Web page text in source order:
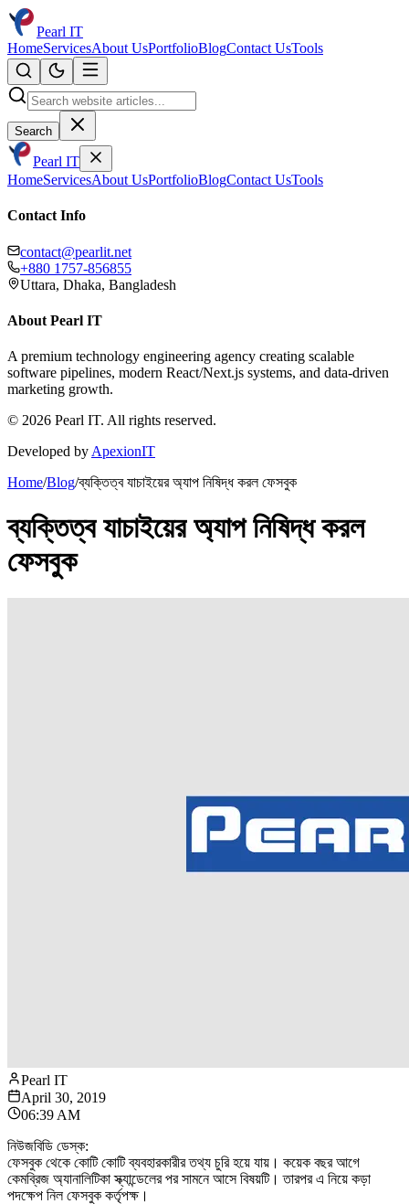
Pearl IT
HomeServicesAbout UsPortfolioBlogContact UsTools
Search
Pearl IT
HomeServicesAbout UsPortfolioBlogContact UsTools
Contact Info
contact@pearlit.net
+880 1757-856855
Uttara, Dhaka, Bangladesh
About Pearl IT
A premium technology engineering agency creating scalable
software pipelines, modern React/Next.js systems, and data-driven
marketing growth.
© 2026 Pearl IT. All rights reserved.
Developed by ApexionIT
Home/Blog/ব্যক্তিত্ব যাচাইয়ের অ্যাপ নিষিদ্ধ করল ফেসবুক
ব্যক্তিত্ব যাচাইয়ের অ্যাপ নিষিদ্ধ করল
ফেসবুক
Pearl IT
April 30, 2019
06:39 AM
নিউজবিডি ডেস্ক:
ফেসবুক থেকে কোটি কোটি ব্যবহারকারীর তথ্য চুরি হয়ে যায়। কয়েক বছর আগে
কেমব্রিজ অ্যানালিটিকা স্ক্যান্ডেলের পর সামনে আসে বিষয়টি। তারপর এ নিয়ে কড়া
পদক্ষেপ নিল ফেসবুক কর্তৃপক্ষ।